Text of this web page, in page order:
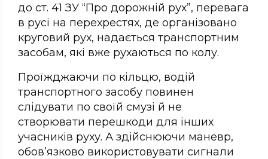
до ст. 41 ЗУ “Про дорожній рух”, перевага
в русі на перехрестях, де організовано
круговий рух, надається транспортним
засобам, які вже рухаються по колу.
Проїжджаючи по кільцю, водій
транспортного засобу повинен
слідувати по своїй смузі й не
створювати перешкоди для інших
учасників руху. А здійснюючи маневр,
обов’язково використовувати сигнали